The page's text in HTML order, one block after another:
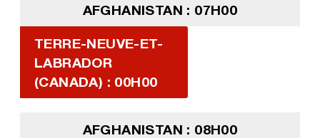
AFGHANISTAN : 07H00
TERRE-NEUVE-ET-
LABRADOR
(CANADA) : 00H00
AFGHANISTAN : 08H00